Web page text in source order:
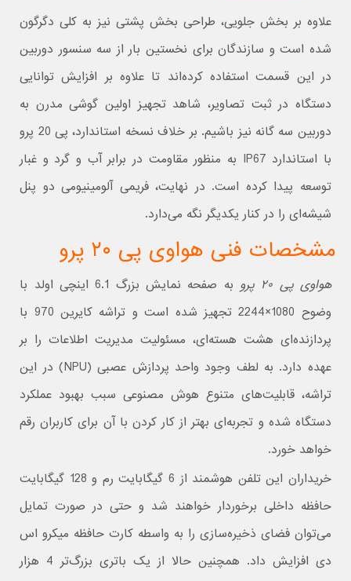
علاوه بر بخش جلویی، طراحی بخش پشتی نیز به کلی دگرگون
شده است و سازندگان برای نخستین بار از سه سنسور دوربین
در این قسمت استفاده کرده‌اند تا علاوه بر افزایش توانایی
دستگاه در ثبت تصاویر، شاهد تجهیز اولین گوشی مدرن به
دوربین سه گانه نیز باشیم. بر خلاف نسخه استاندارد، پی 20 پرو
با استاندارد IP67 به منظور مقاومت در برابر آب و گرد و غبار
توسعه پیدا کرده است. در نهایت، فریمی آلومینیومی دو پنل
شیشه‌ای را در کنار یکدیگر نگه می‌دارد.
مشخصات فنی هواوی پی ۲۰ پرو
هواوی پی ۲۰ پرو
به صفحه نمایش بزرگ 6.1 اینچی اولد با
وضوح 1080×2244 تجهیز شده است و تراشه کایرین 970 با
پردازنده‌ای هشت هسته‌ای، مسئولیت مدیریت اطلاعات را بر
عهده دارد. به لطف وجود واحد پردازش عصبی (NPU) در این
تراشه، قابلیت‌های متنوع هوش مصنوعی سبب بهبود عملکرد
دستگاه شده و تجربه‌ای بهتر از کار کردن با آن برای کاربران رقم
خواهد خورد.
خریداران این تلفن هوشمند از 6 گیگابایت رم و 128 گیگابایت
حافظه داخلی برخوردار خواهند شد و حتی در صورت تمایل
می‌توان فضای ذخیره‌سازی را به واسطه کارت حافظه میکرو اس
دی افزایش داد. همچنین حالا از یک باتری بزرگ‌تر 4 هزار